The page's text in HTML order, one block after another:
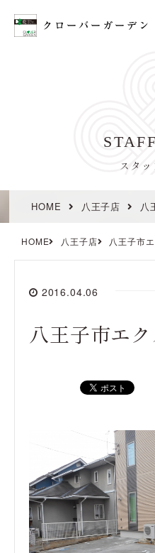
スタッ
HOME 八王子店 八
HOME 八王子店 八王子市
2016.04.06
八王子市エ